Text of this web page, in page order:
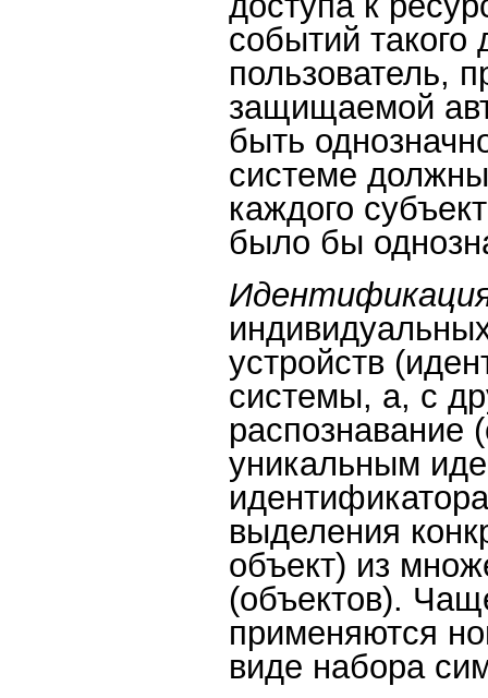
событий такого
пользователь,
защищаемой
быть
системе
каждого
было бы
устройств
системы, а, с
распознавание
уникальным
выделения
объект) из
(объектов).
применяются
виде набора